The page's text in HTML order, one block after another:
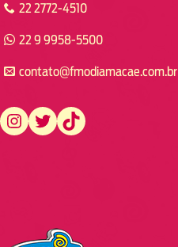
22 2772-4510
22 9 9958-5500
contato@fmodiamacae.com.br
https://www.instagram.com/fmodia.macae/ https://twitter.com/fmodia.macae/ https://www.tiktok.com/@fmodia.macae